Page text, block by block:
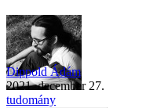
Dippold Ádám
2021. december 27.
tudomány